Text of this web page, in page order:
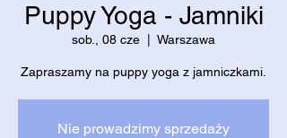
Puppy Yoga - Jamniki
sob., 08 cze Warszawa
Zapraszamy na puppy yoga z jamniczkami.
Nie prowadzimy sprzedaży